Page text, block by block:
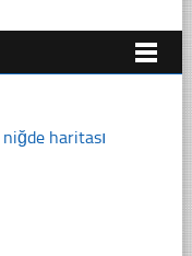
niğde haritası